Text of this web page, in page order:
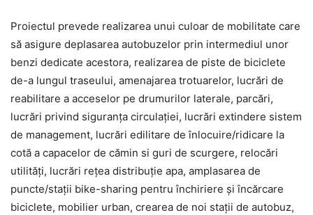
Proiectul prevede realizarea unui culoar de mobilitate care
să asigure deplasarea autobuzelor prin intermediul unor
benzi dedicate acestora, realizarea de piste de biciclete
de-a lungul traseului, amenajarea trotuarelor, lucrări de
reabilitare a acceselor pe drumurilor laterale, parcări,
lucrări privind siguranța circulației, lucrări extindere sistem
de management, lucrări edilitare de înlocuire/ridicare la
cotă a capacelor de cămin si guri de scurgere, relocări
utilități, lucrări rețea distribuție apa, amplasarea de
puncte/stații bike-sharing pentru închiriere și încărcare
biciclete, mobilier urban, crearea de noi stații de autobuz,